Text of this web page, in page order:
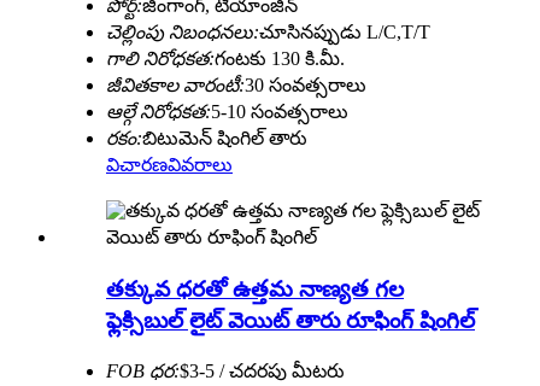
పోర్ట్:జింగాంగ్, టియాంజిన్
చెల్లింపు నిబంధనలు:చూసినప్పుడు L/C,T/T
గాలి నిరోధకత:గంటకు 130 కి.మీ.
జీవితకాల వారంటీ:30 సంవత్సరాలు
ఆల్గే నిరోధకత:5-10 సంవత్సరాలు
రకం:బిటుమెన్ షింగిల్ తారు
విచారణవివరాలు
తక్కువ ధరతో ఉత్తమ నాణ్యత గల
ఫ్లెక్సిబుల్ లైట్ వెయిట్ తారు రూఫింగ్ షింగిల్
FOB ధర:$3-5 / చదరపు మీటరు